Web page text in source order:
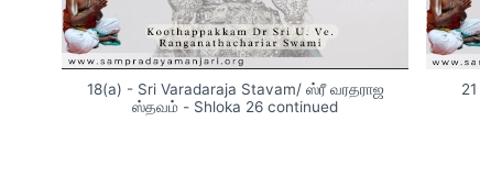
18(a) - Sri Varadaraja Stavam/ ஸ்ரீ வரதராஜ
ஸ்தவம் - Shloka 26 continued